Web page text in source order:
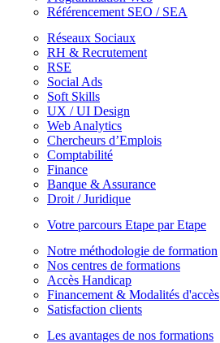
Référencement SEO / SEA
Réseaux Sociaux
RH & Recrutement
RSE
Social Ads
Soft Skills
UX / UI Design
Web Analytics
Chercheurs d’Emplois
Comptabilité
Finance
Banque & Assurance
Droit / Juridique
Votre parcours Etape par Etape
Notre méthodologie de formation
Nos centres de formations
Accès Handicap
Financement & Modalités d'accès
Satisfaction clients
Les avantages de nos formations